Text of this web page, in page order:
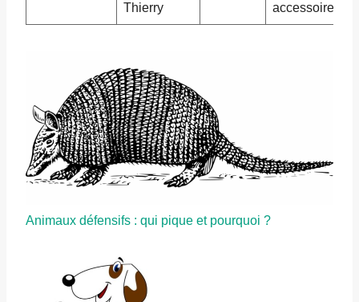
Thierry
accessoires
Animaux défensifs : qui pique et pourquoi ?